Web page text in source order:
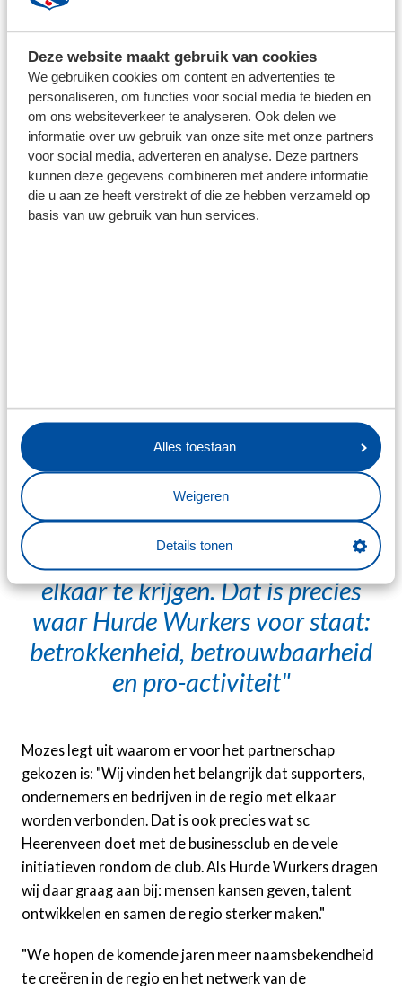
Deze website maakt gebruik van cookies
We gebruiken cookies om content en advertenties te
personaliseren, om functies voor social media te bieden en
om ons websiteverkeer te analyseren. Ook delen we
informatie over uw gebruik van onze site met onze partners
voor social media, adverteren en analyse. Deze partners
kunnen deze gegevens combineren met andere informatie
die u aan ze heeft verstrekt of die ze hebben verzameld op
basis van uw gebruik van hun services.
Alles toestaan
Weigeren
Details tonen
acties waardoor je echt het verschil maakt. Een Hurde
Wurker kan dus ook de pannen van het dak spelen."
Martin Koopman, commercieel manager van sc
Heerenveen, vindt de naam ook goed passen bij de
uitverkiezing. "Een Friese naam is natuurlijk extra mooi",
zegt hij. "Daarbij zegt deze benaming ook nog eens
heel veel. Supporters van onze club willen goed voetbal
zien. Passie, strijd en beleving zijn voorwaarden waar je
periode", aldus Koopman.
Supporters van onze club willen
goed voetbal zien. Passie, strijd en
beleving zijn voorwaarden waar
je aan moet voldoen om dat voor
elkaar te krijgen. Dat is precies
waar Hurde Wurkers voor staat:
betrokkenheid, betrouwbaarheid
en pro-activiteit
Mozes legt uit waarom er voor het partnerschap
gekozen is: "Wij vinden het belangrijk dat supporters,
ondernemers en bedrijven in de regio met elkaar
worden verbonden. Dat is ook precies wat sc
Heerenveen doet met de businessclub en de vele
initiatieven rondom de club. Als Hurde Wurkers dragen
wij daar graag aan bij: mensen kansen geven, talent
ontwikkelen en samen de regio sterker maken."
"We hopen de komende jaren meer naamsbekendheid
te creëren in de regio en het netwerk van de